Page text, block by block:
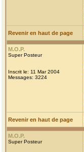
Revenir en haut de page
M.O.P.
Super Posteur
Inscrit le: 11 Mar 2004
Messages: 3224
Revenir en haut de page
M.O.P.
Super Posteur